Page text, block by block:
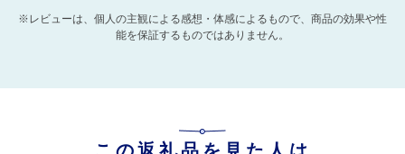
※レビューは、個人の主観による感想・体感によるもので、商品の効果や性
能を保証するものではありません。